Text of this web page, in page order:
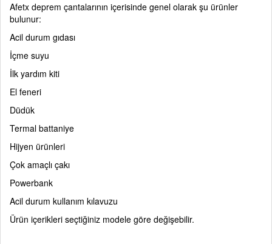
Afetx deprem çantalarının içerisinde genel olarak şu ürünler
bulunur:
Acil durum gıdası
İçme suyu
İlk yardım kiti
El feneri
Düdük
Termal battaniye
Hijyen ürünleri
Çok amaçlı çakı
Powerbank
Acil durum kullanım kılavuzu
Ürün içerikleri seçtiğiniz modele göre değişebilir.